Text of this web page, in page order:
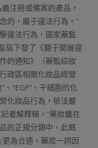
注冊或備案的產品，
的，屬于違法行為。”
違法行為，國家藥監
局下發了《關于開展違
的通知》（藥監綜妝
政區相關化妝品經營
“EGF”、干細胞的化
化妝品行為，依法嚴
者解釋稱，“藥妝雖在
的正規分類中，此概
更為合適。藥妝一詞因